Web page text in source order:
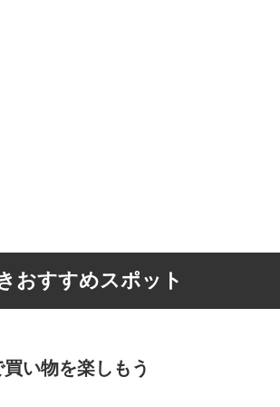
おすすめスポット
い物を楽しもう